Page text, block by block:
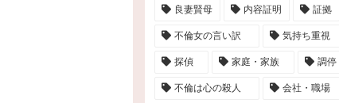
良妻賢母 内容証明 証拠
不倫女の言い訳 気持ち重視
探偵 家庭・家族 調停
不倫は心の殺人 会社・職場